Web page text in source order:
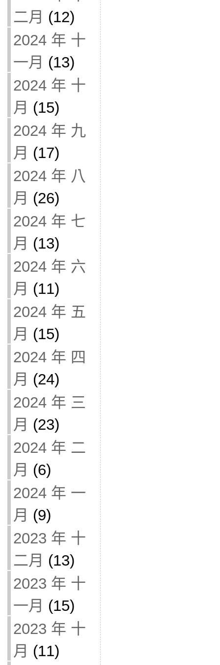
二月 (12)
2024 年 十
一月 (13)
2024 年 十
月 (15)
2024 年 九
月 (17)
2024 年 八
月 (26)
2024 年 七
月 (13)
2024 年 六
月 (11)
2024 年 五
月 (15)
2024 年 四
月 (24)
2024 年 三
月 (23)
2024 年 二
月 (6)
2024 年 一
月 (9)
2023 年 十
二月 (13)
2023 年 十
一月 (15)
2023 年 十
月 (11)